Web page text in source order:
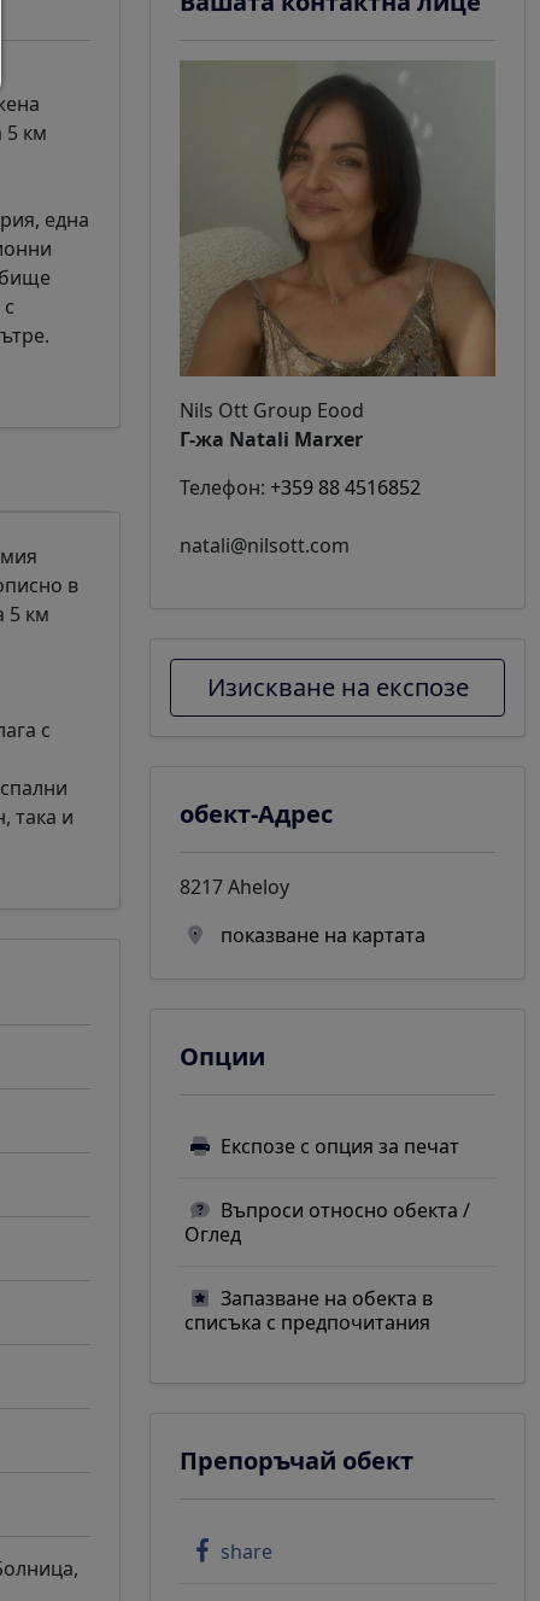
5 км
една
в
5 км
с
така и
Nils Ott Group Eood
Г-жа Natali Marxer
Телефон: +359 88 4516852
natali@nilsott.com
Изискване на експозе
обект-Адрес
8217 Aheloy
показване на картата
Опции
Експозе с опция за печат
Въпроси относно обекта /
Оглед
Запазване на обекта в
списъка с предпочитания
Препоръчай обект
share